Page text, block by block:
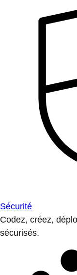
Sécurité
Codez, créez,
sécurisés.